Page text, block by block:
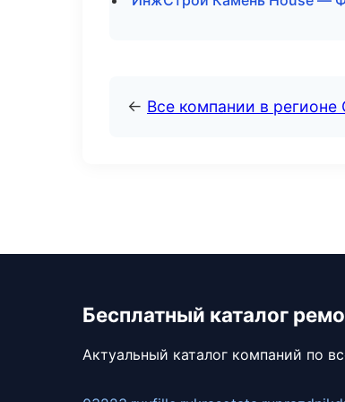
← Все компании в
Бесплатный каталог
Актуальный каталог компаний по